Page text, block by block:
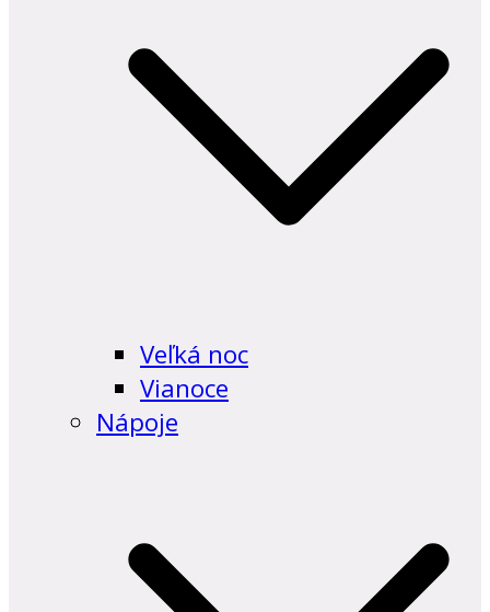
Veľká noc
Vianoce
Nápoje